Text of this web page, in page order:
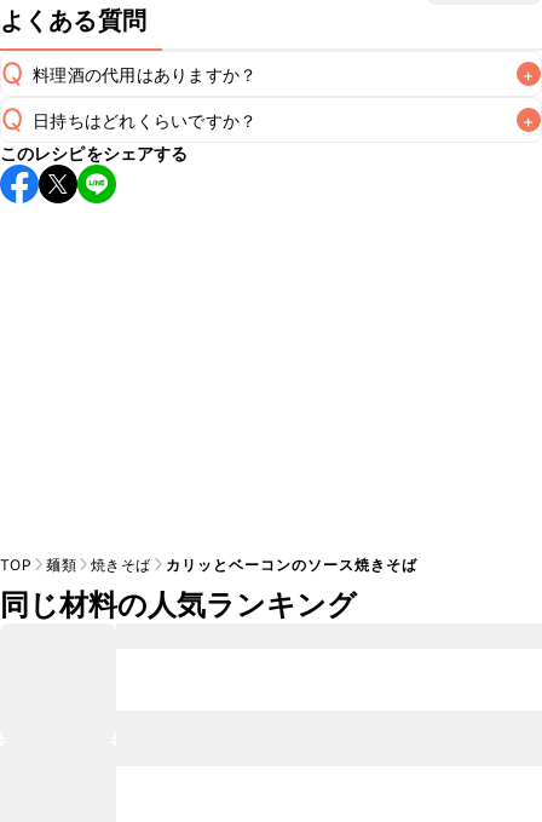
よくある質問
Q 料理酒の代用はありますか？ +
A
Q 日持ちはどれくらいですか？ +
こちらのレシピは出来たてをお召し上がりいただくことをお
すすめします。
このレシピをシェアする
TOP 麺類 焼きそば カリッとベーコンのソース焼きそば
同じ材料の人気ランキング